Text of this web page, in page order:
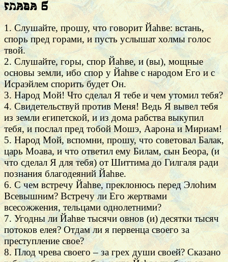
Глава 6
1. Слушайте, прошу, что говорит Йаhве: встань,
спорь пред горами, и пусть услышат холмы голос
твой.
2. Слушайте, горы, спор Йаhве, и (вы), мощные
основы земли, ибо спор у Йаhве с народом Его и с
Исраэйлем спорить будет Он.
3. Народ Мой! Что сделал Я тебе и чем утомил тебя?
4. Свидетельствуй против Меня! Ведь Я вывел тебя
из земли египетской, и из дома рабства выкупил
тебя, и послал пред тобой Мошэ, Аарона и Мириам!
5. Народ Мой, вспомни, прошу, что советовал Балак,
царь Моава, и что ответил ему Билам, сын Беора, (и
что сделал Я для тебя) от Шиттима до Гилгаля ради
познания благодеяний Йаhве.
6. С чем встречу Йаhве, преклонюсь перед Элоhим
Всевышним? Встречу ли Его жертвами
всесожжения, тельцами однолетними?
7. Угодны ли Йаhве тысячи овнов (и) десятки тысяч
потоков елея? Отдам ли я первенца своего за
преступление свое?
8. Плод чрева своего – за грех души своей? Сказано